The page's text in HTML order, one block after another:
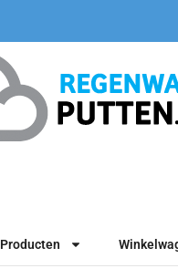
Producten